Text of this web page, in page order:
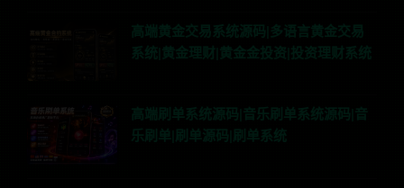
高端黄金交易系统源码|多语言黄金交易
系统|黄金理财|黄金金投资|投资理财系统
高端刷单系统源码|音乐刷单系统源码|音
乐刷单|刷单源码|刷单系统